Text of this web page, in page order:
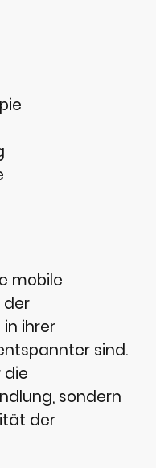
mobile
der
in ihrer
sind.
die
sondern
der